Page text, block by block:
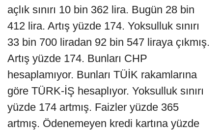
açlık sınırı 10 bin 362 lira. Bugün 28 bin
412 lira. Artış yüzde 174. Yoksulluk sınırı
33 bin 700 liradan 92 bin 547 liraya çıkmış.
Artış yüzde 174. Bunları CHP
hesaplamıyor. Bunları TÜİK rakamlarına
göre TÜRK-İŞ hesaplıyor. Yoksulluk sınırı
yüzde 174 artmış. Faizler yüzde 365
artmış. Ödenemeyen kredi kartına yüzde